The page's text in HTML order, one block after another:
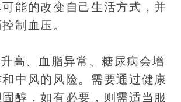
能的改变自己生活方式，并
制血压。
高、血脂异常、糖尿病会增
中风的风险。需要通过健康
醇，如有必要，则需适当服